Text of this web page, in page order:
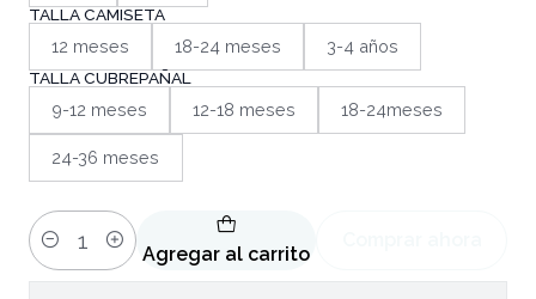
TALLA CAMISETA
12 meses 18-24 meses 3-4 años
TALLA CUBREPAÑAL
9-12 meses 12-18 meses 18-24meses
24-36 meses
Cantidad Agregar al carrito